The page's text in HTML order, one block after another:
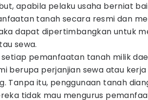
apabila pelaku usaha berniat
tanah secara resmi dan
dapat dipertimbangkan untuk
sewa.
setiap pemanfaatan tanah milik
berupa perjanjian sewa atau
Tanpa itu, penggunaan tanah
tidak mau mengurus